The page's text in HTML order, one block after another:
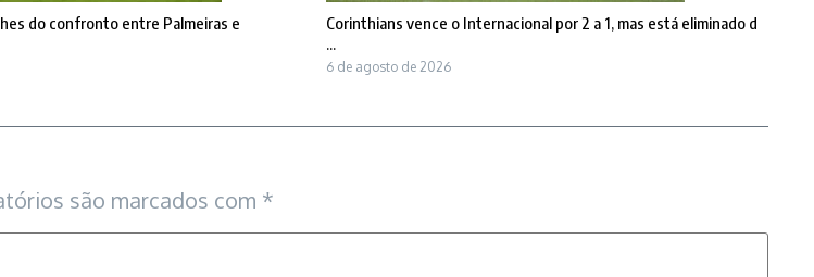
do confronto entre Palmeiras e
Corinthians vence o Internacional por 2 a 1, mas está eliminado d
...
6 de agosto de 2026
são marcados com *